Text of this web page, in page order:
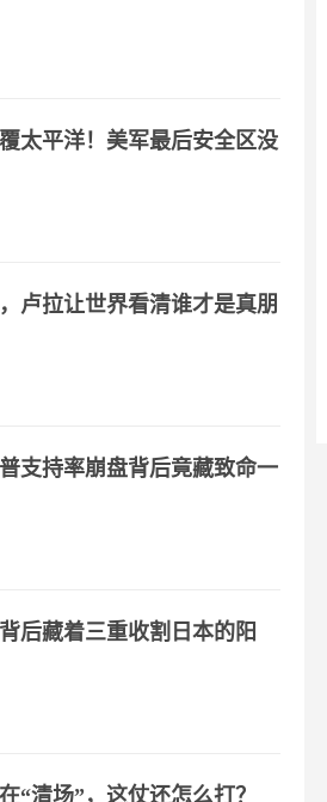
太平洋！美军最后安全区没
卢拉让世界看清谁才是真朋
支持率崩盘背后竟藏致命一
后藏着三重收割日本的阳
“清场”，这仗还怎么打？